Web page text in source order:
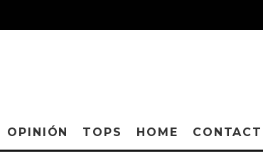
OPINIÓN TOPS HOME